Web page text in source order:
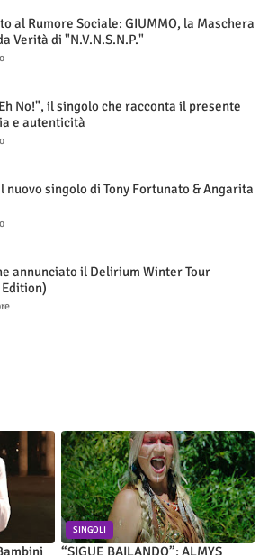
al Rumore Sociale: GIUMMO, la Maschera
Verità di "N.V.N.S.N.P."
No!", il singolo che racconta il presente
e autenticità
nuovo singolo di Tony Fortunato & Angarita
annunciato il Delirium Winter Tour
SINGOLI
“SIGUE BAILANDO”: ALMYS